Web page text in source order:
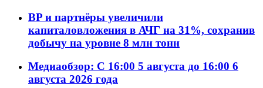
BP и партнёры увеличили
капиталовложения в АЧГ на 31%, сохранив
добычу на уровне 8 млн тонн
Медиаобзор: С 16:00 5 августа до 16:00 6
августа 2026 года